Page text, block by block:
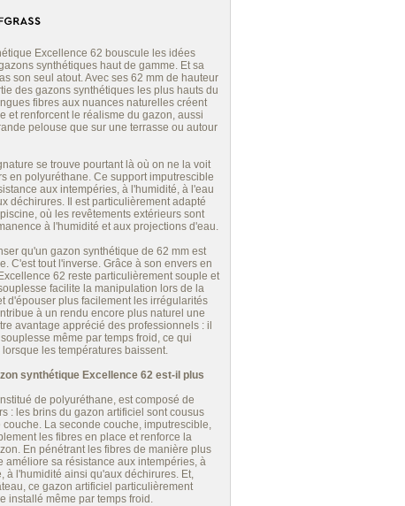
Excellence 62 bouscule les idées
synthétiques haut de gamme. Et sa
son seul atout. Avec ses 62 mm de hauteur
des gazons synthétiques les plus hauts du
fibres aux nuances naturelles créent
et renforcent le réalisme du gazon, aussi
pelouse que sur une terrasse ou autour
se trouve pourtant là où on ne la voit
en polyuréthane. Ce support imputrescible
aux intempéries, à l'humidité, à l'eau
déchirures. Il est particulièrement adapté
où les revêtements extérieurs sont
à l'humidité et aux projections d'eau.
qu'un gazon synthétique de 62 mm est
C'est tout l'inverse. Grâce à son envers en
62 reste particulièrement souple et
facilite la manipulation lors de la
d'épouser plus facilement les irrégularités
à un rendu encore plus naturel une
avantage apprécié des professionnels : il
même par temps froid, ce qui
les températures baissent.
synthétique Excellence 62 est-il plus
de polyuréthane, est composé de
: les brins du gazon artificiel sont cousus
couche. La seconde couche, imputrescible,
les fibres en place et renforce la
En pénétrant les fibres de manière plus
améliore sa résistance aux intempéries, à
à l'humidité ainsi qu'aux déchirures. Et,
ce gazon artificiel particulièrement
installé même par temps froid.